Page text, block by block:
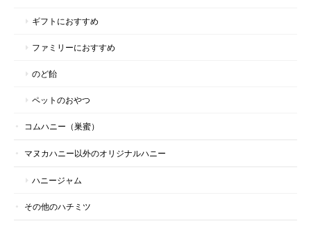
欠品でも入荷予定を知らせてくれたり、発送の素早い対応に、い
つも感動と安心をいただいてます。 商品も安心して食してます！
この度は、このような嬉しいメッセージをいただき、
今後ともどうぞよろしくお願いいたします。 ハニー
ギフトにおすすめ
ファミリーにおすすめ
のど飴
ペットのおやつ
コムハニー（巣蜜）
マヌカハニー以外のオリジナルハニー
ハニージャム
その他のハチミツ